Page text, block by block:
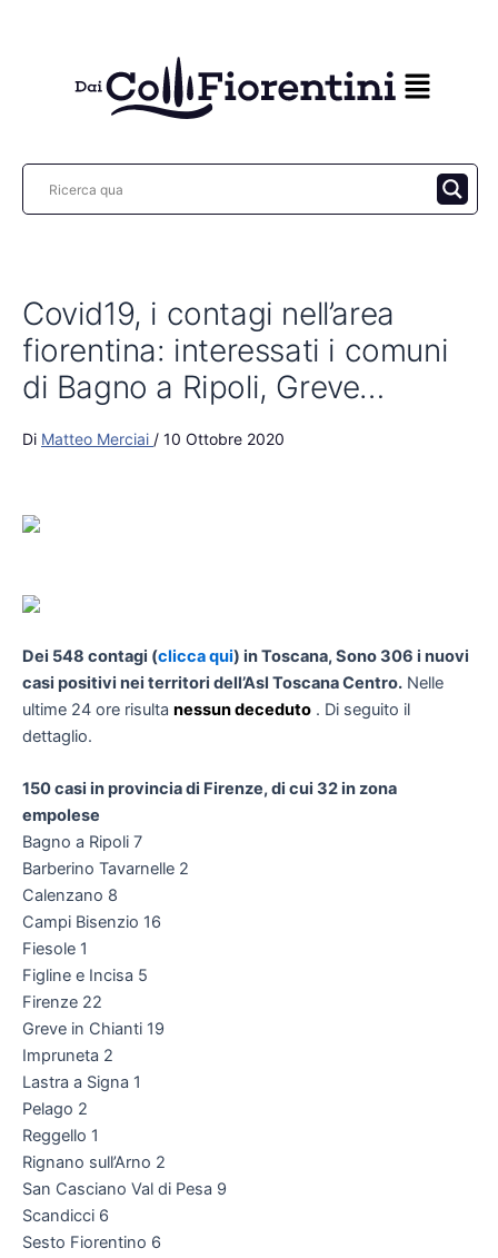
Covid19, i contagi nell’area
fiorentina: interessati i comuni
di Bagno a Ripoli, Greve…
Di Matteo Merciai / 10 Ottobre 2020
Dei 548 contagi (clicca qui) in Toscana, Sono 306 i nuovi
casi positivi nei territori dell’Asl Toscana Centro. Nelle
ultime 24 ore risulta nessun deceduto . Di seguito il
dettaglio.
150 casi in provincia di Firenze, di cui 32 in zona
empolese
Bagno a Ripoli 7
Barberino Tavarnelle 2
Calenzano 8
Campi Bisenzio 16
Fiesole 1
Figline e Incisa 5
Firenze 22
Greve in Chianti 19
Impruneta 2
Lastra a Signa 1
Pelago 2
Reggello 1
Rignano sull’Arno 2
San Casciano Val di Pesa 9
Scandicci 6
Sesto Fiorentino 6